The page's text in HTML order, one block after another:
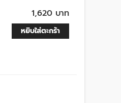
1,620 บาท
หยิบใส่ตะกร้า